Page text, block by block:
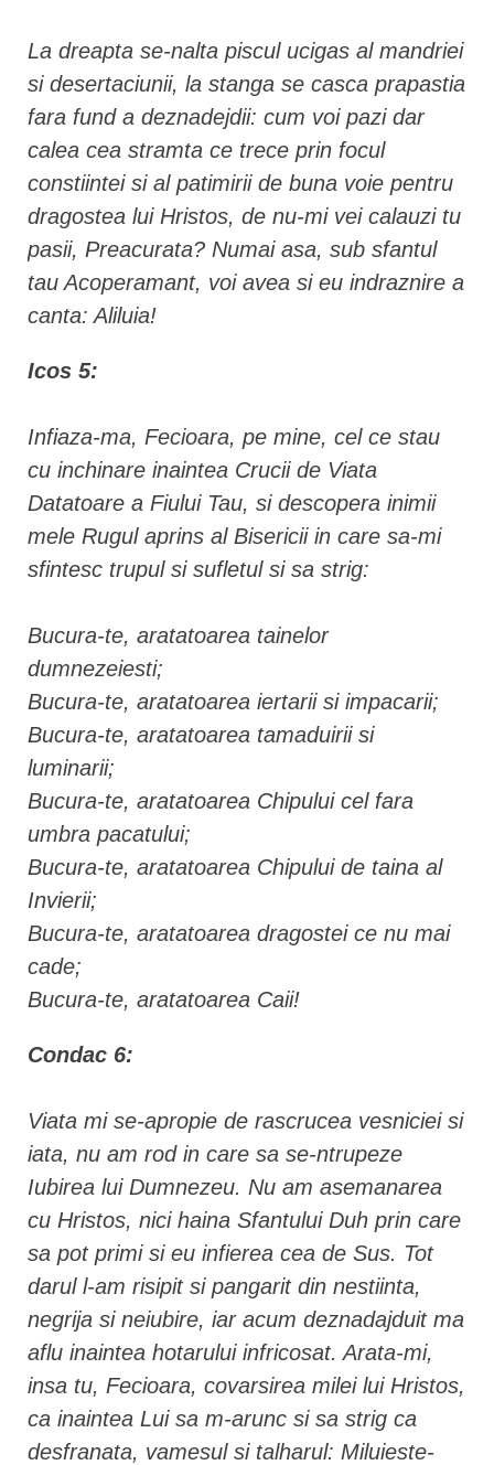
La dreapta se-nalta piscul ucigas al mandriei
si desertaciunii, la stanga se casca prapastia
fara fund a deznadejdii: cum voi pazi dar
calea cea stramta ce trece prin focul
constiintei si al patimirii de buna voie pentru
dragostea lui Hristos, de nu-mi vei calauzi tu
pasii, Preacurata? Numai asa, sub sfantul
tau Acoperamant, voi avea si eu indraznire a
canta: Aliluia!
Icos 5:
Infiaza-ma, Fecioara, pe mine, cel ce stau
cu inchinare inaintea Crucii de Viata
Datatoare a Fiului Tau, si descopera inimii
mele Rugul aprins al Bisericii in care sa-mi
sfintesc trupul si sufletul si sa strig:
Bucura-te, aratatoarea tainelor
dumnezeiesti;
Bucura-te, aratatoarea iertarii si impacarii;
Bucura-te, aratatoarea tamaduirii si
luminarii;
Bucura-te, aratatoarea Chipului cel fara
umbra pacatului;
Bucura-te, aratatoarea Chipului de taina al
Invierii;
Bucura-te, aratatoarea dragostei ce nu mai
cade;
Bucura-te, aratatoarea Caii!
Condac 6:
Viata mi se-apropie de rascrucea vesniciei si
iata, nu am rod in care sa se-ntrupeze
Iubirea lui Dumnezeu. Nu am asemanarea
cu Hristos, nici haina Sfantului Duh prin care
sa pot primi si eu infierea cea de Sus. Tot
darul l-am risipit si pangarit din nestiinta,
negrija si neiubire, iar acum deznadajduit ma
aflu inaintea hotarului infricosat. Arata-mi,
insa tu, Fecioara, covarsirea milei lui Hristos,
ca inaintea Lui sa m-arunc si sa strig ca
desfranata, vamesul si talharul: Miluieste-